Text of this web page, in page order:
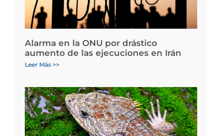
Alarma en la ONU por drástico
aumento de las ejecuciones en Irán
Leer Más >>